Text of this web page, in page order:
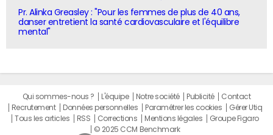
Pr. Alinka Greasley : "Pour les femmes de plus de 40 ans,
danser entretient la santé cardiovasculaire et l'équilibre
mental"
Qui sommes-nous ? L'équipe Notre société Publicité
Contact
Recrutement
Données personnelles Paramétrer les cookies
Gérer Utiq
Tous les articles
RSS Corrections Mentions légales
Groupe Figaro
© 2025 CCM Benchmark